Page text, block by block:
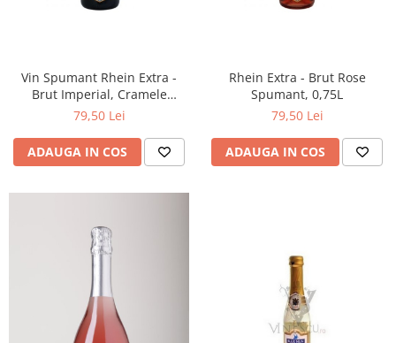
Vin Spumant Rhein Extra -
Brut Imperial, Cramele
Halewood
79,50 Lei
ADAUGA IN COS
Rhein Extra - Brut Rose
Spumant, 0,75L
79,50 Lei
ADAUGA IN COS